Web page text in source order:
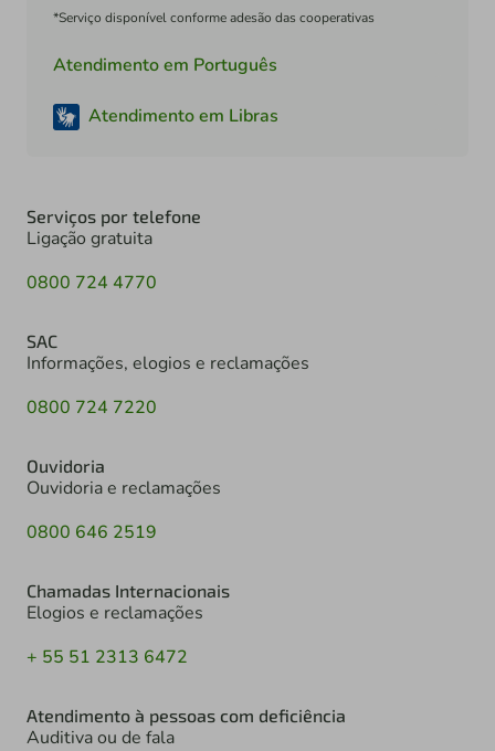
*Serviço disponível conforme adesão das cooperativas
Atendimento em Português
Atendimento em Libras
Serviços por telefone
Ligação gratuita
0800 724 4770
SAC
Informações, elogios e reclamações
0800 724 7220
Ouvidoria
Ouvidoria e reclamações
0800 646 2519
Chamadas Internacionais
Elogios e reclamações
+ 55 51 2313 6472
Atendimento à pessoas com deficiência
Auditiva ou de fala